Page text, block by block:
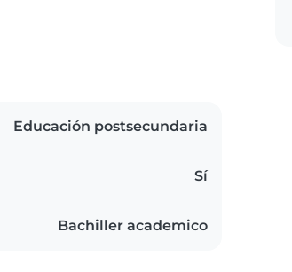
Educación postsecundaria
Sí
Bachiller academico